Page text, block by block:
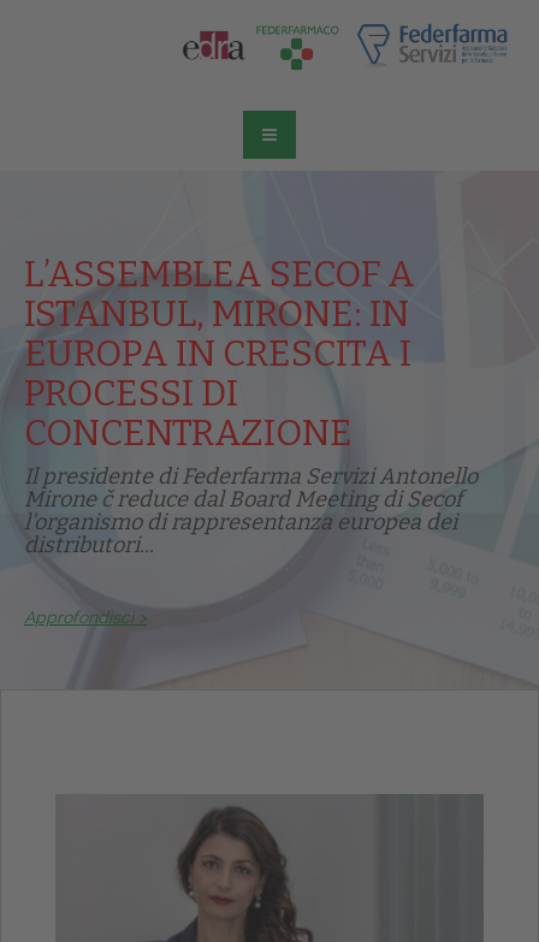
L’ASSEMBLEA SECOF A
ISTANBUL, MIRONE: IN
EUROPA IN CRESCITA I
PROCESSI DI
CONCENTRAZIONE
Il presidente di Federfarma Servizi Antonello
Mirone č reduce dal Board Meeting di Secof
l'organismo di rappresentanza europea dei
distributori...
Approfondisci >